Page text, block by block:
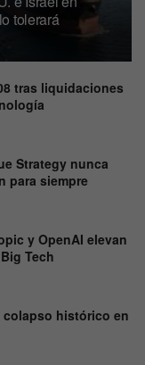
tolerará
tras liquidaciones
Strategy nunca
para siempre
y OpenAI elevan
Tech
histórico en